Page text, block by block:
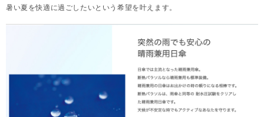
暑い夏を快適に過ごしたいという希望を叶えます。